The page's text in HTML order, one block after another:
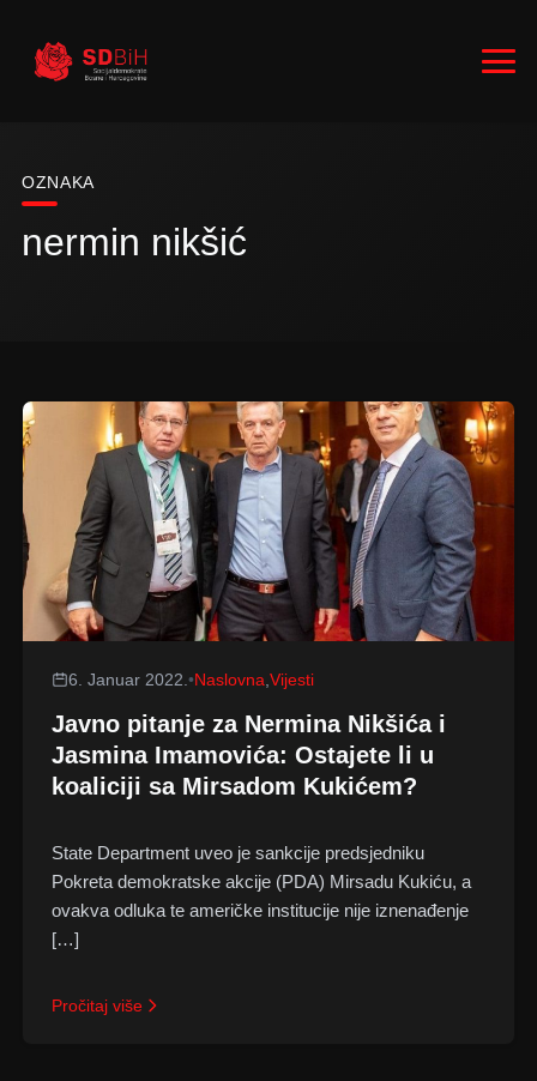
RUKOVODSTVO
ZASTUPNICI
OZNAKA
nermin nikšić
6. Januar 2022. •Naslovna Vijesti
Javno pitanje za Nermina Nikšića i
Jasmina Imamovića: Ostajete li u
koaliciji sa Mirsadom Kukićem?
State Department uveo je sankcije predsjedniku
Pokreta demokratske akcije (PDA) Mirsadu Kukiću, a
ovakva odluka te američke institucije nije iznenađenje
[…]
Pročitaj više